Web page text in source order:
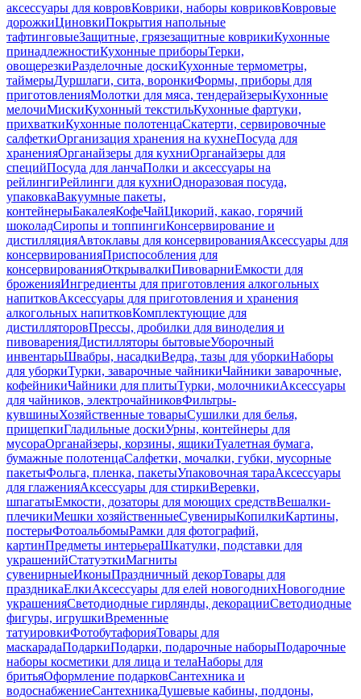
аксессуары для ковровКоврики, наборы ковриковКовровые
дорожкиЦиновкиПокрытия напольные
тафтинговыеЗащитные, грязезащитные коврикиКухонные
принадлежностиКухонные приборыТерки,
овощерезкиРазделочные доскиКухонные термометры,
таймерыДуршлаги, сита, воронкиФормы, приборы для
приготовленияМолотки для мяса, тендерайзерыКухонные
мелочиМискиКухонный текстильКухонные фартуки,
прихваткиКухонные полотенцаСкатерти, сервировочные
салфеткиОрганизация хранения на кухнеПосуда для
храненияОрганайзеры для кухниОрганайзеры для
специйПосуда для ланчаПолки и аксессуары на
рейлингиРейлинги для кухниОдноразовая посуда,
упаковкаВакуумные пакеты,
контейнерыБакалеяКофеЧайЦикорий, какао, горячий
шоколадСиропы и топпингиКонсервирование и
дистилляцияАвтоклавы для консервированияАксессуары для
консервированияПриспособления для
консервированияОткрывалкиПивоварниЕмкости для
броженияИнгредиенты для приготовления алкогольных
напитковАксессуары для приготовления и хранения
алкогольных напитковКомплектующие для
дистилляторовПрессы, дробилки для виноделия и
пивоваренияДистилляторы бытовыеУборочный
инвентарьШвабры, насадкиВедра, тазы для уборкиНаборы
для уборкиТурки, заварочные чайникиЧайники заварочные,
кофейникиЧайники для плитыТурки, молочникиАксессуары
для чайников, электрочайниковФильтры-
кувшиныХозяйственные товарыСушилки для белья,
прищепкиГладильные доскиУрны, контейнеры для
мусораОрганайзеры, корзины, ящикиТуалетная бумага,
бумажные полотенцаСалфетки, мочалки, губки, мусорные
пакетыФольга, пленка, пакетыУпаковочная тараАксессуары
для глаженияАксессуары для стиркиВеревки,
шпагатыЕмкости, дозаторы для моющих средствВешалки-
плечикиМешки хозяйственныеСувенирыКопилкиКартины,
постерыФотоальбомыРамки для фотографий,
картинПредметы интерьераШкатулки, подставки для
украшенийСтатуэткиМагниты
сувенирныеИконыПраздничный декорТовары для
праздникаЕлкиАксессуары для елей новогоднихНовогодние
украшенияСветодиодные гирлянды, декорацииСветодиодные
фигуры, игрушкиВременные
татуировкиФотобутафорияТовары для
маскарадаПодаркиПодарки, подарочные наборыПодарочные
наборы косметики для лица и телаНаборы для
бритьяОформление подарковСантехника и
водоснабжениеСантехникаДушевые кабины, поддоны,